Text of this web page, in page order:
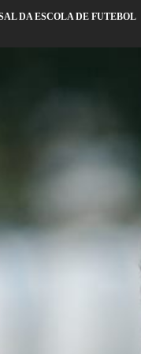
DA ESCOLA DE FUTEBOL